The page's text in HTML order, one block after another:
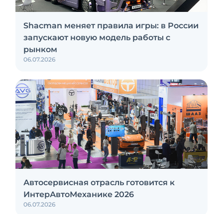
Shacman меняет правила игры: в России
запускают новую модель работы с
рынком
06.07.2026
Автосервисная отрасль готовится к
ИнтерАвтоМеханике 2026
06.07.2026